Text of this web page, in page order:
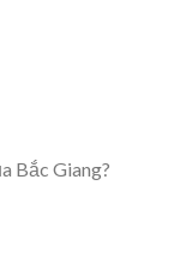
Bắc Giang?